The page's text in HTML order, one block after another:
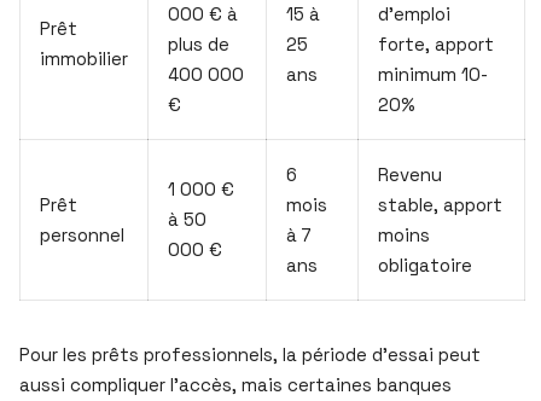
Prêt
immobilier
000 € à
plus de
400 000
€
15 à
25
ans
d’emploi
forte, apport
minimum 10-
20%
Prêt
personnel
1 000 €
à 50
000 €
6
mois
à 7
ans
Revenu
stable, apport
moins
obligatoire
Pour les prêts professionnels, la période d’essai peut
aussi compliquer l’accès, mais certaines banques